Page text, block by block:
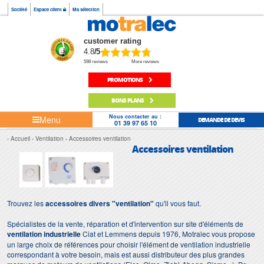
Société Espace client Ma sélection
customer rating
4.8/5
598 reviews More reviews
PROMOTIONS
BONS PLANS
Menu Nous contacter au :
01 39 97 65 10 DEMANDE DE DEVIS
Accueil Ventilation Accessoires ventilation
Accessoires ventilation
Trouvez lesaccessoires divers "ventilation" qu'il vous faut.
Spécialistes de la vente, réparation et d'intervention sur site d'éléments de
ventilation industrielleCiat et Lemmens depuis 1976, Motralec vous propose
un large choix de références pour choisir l'élément de ventilation industrielle
correspondant à votre besoin, mais est aussi distributeur des plus grandes